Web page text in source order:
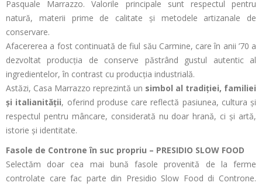
Pasquale Marrazzo. Valorile principale sunt respectul pentru
natură, materii prime de calitate și metodele artizanale de
conservare.
Afacererea a fost continuată de fiul său Carmine, care în anii ’70 a
dezvoltat producția de conserve păstrând gustul autentic al
ingredientelor, în contrast cu producția industrială.
Astăzi, Casa Marrazzo reprezintă un simbol al tradiției, familiei
și italianității, oferind produse care reflectă pasiunea, cultura și
respectul pentru mâncare, considerată nu doar hrană, ci și artă,
istorie și identitate.
Fasole de Controne în suc propriu – PRESIDIO SLOW FOOD
Selectăm doar cea mai bună fasole provenită de la ferme
controlate care fac parte din Presidio Slow Food di Controne.